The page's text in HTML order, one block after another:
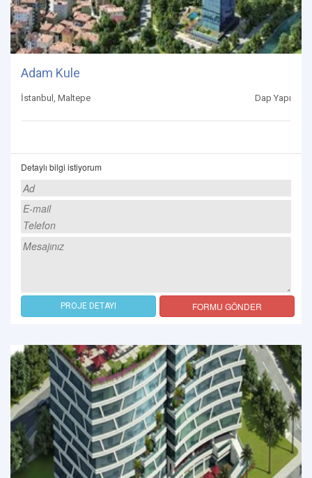
Adam Kule
İstanbul, Maltepe Dap Yapı
Detaylı bilgi istiyorum
PROJE DETAYI FORMU GÖNDER